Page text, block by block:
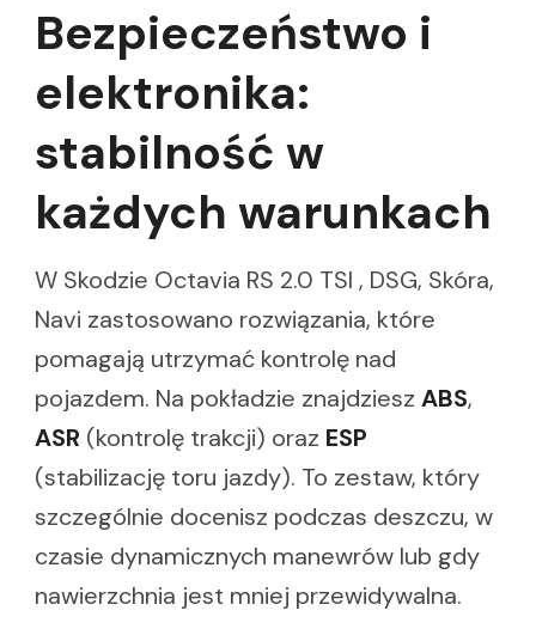
Bezpieczeństwo i
elektronika:
stabilność w
każdych warunkach
W Skodzie Octavia RS 2.0 TSI , DSG, Skóra,
Navi zastosowano rozwiązania, które
pomagają utrzymać kontrolę nad
pojazdem. Na pokładzie znajdziesz ABS,
ASR (kontrolę trakcji) oraz ESP
(stabilizację toru jazdy). To zestaw, który
szczególnie docenisz podczas deszczu, w
czasie dynamicznych manewrów lub gdy
nawierzchnia jest mniej przewidywalna.